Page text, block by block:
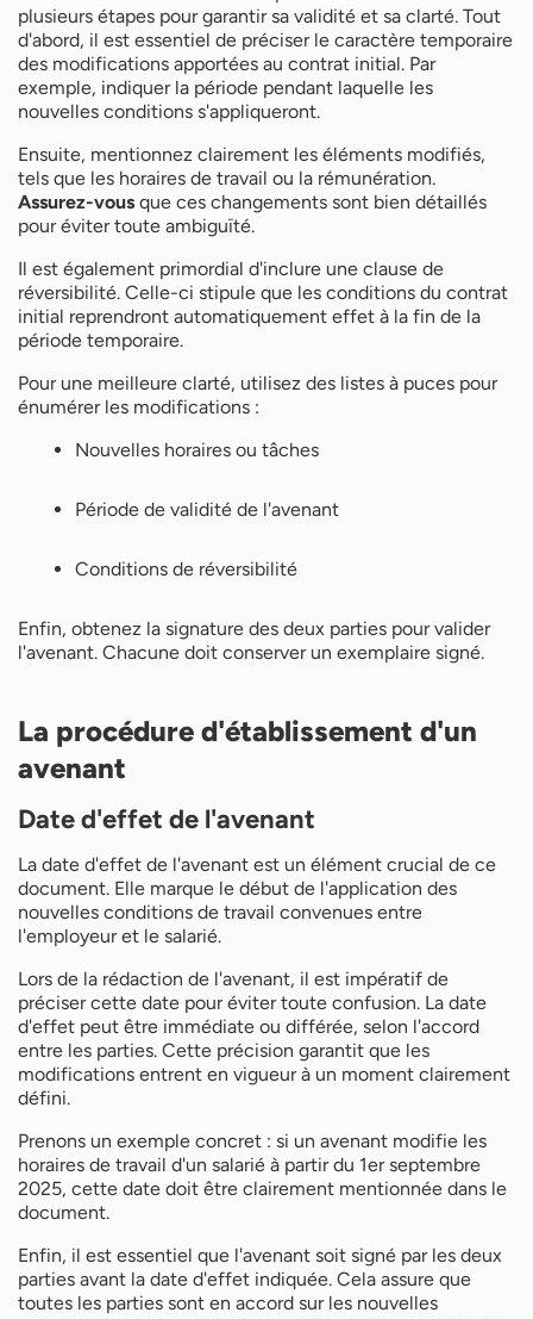
plusieurs étapes pour garantir sa validité et sa clarté. Tout
d'abord, il est essentiel de préciser le caractère temporaire
des modifications apportées au contrat initial. Par
exemple, indiquer la période pendant laquelle les
nouvelles conditions s'appliqueront.
Ensuite, mentionnez clairement les éléments modifiés,
tels que les horaires de travail ou la rémunération.
Assurez-vous que ces changements sont bien détaillés
pour éviter toute ambiguïté.
Il est également primordial d'inclure une clause de
réversibilité. Celle-ci stipule que les conditions du contrat
initial reprendront automatiquement effet à la fin de la
période temporaire.
Pour une meilleure clarté, utilisez des listes à puces pour
énumérer les modifications :
Nouvelles horaires ou tâches
Période de validité de l'avenant
Conditions de réversibilité
Enfin, obtenez la signature des deux parties pour valider
l'avenant. Chacune doit conserver un exemplaire signé.
La procédure d'établissement d'un
avenant
Date d'effet de l'avenant
La date d'effet de l'avenant est un élément crucial de ce
document. Elle marque le début de l'application des
nouvelles conditions de travail convenues entre
l'employeur et le salarié.
Lors de la rédaction de l'avenant, il est impératif de
préciser cette date pour éviter toute confusion. La date
d'effet peut être immédiate ou différée, selon l'accord
entre les parties. Cette précision garantit que les
modifications entrent en vigueur à un moment clairement
défini.
Prenons un exemple concret : si un avenant modifie les
horaires de travail d'un salarié à partir du 1er septembre
2025, cette date doit être clairement mentionnée dans le
document.
Enfin, il est essentiel que l'avenant soit signé par les deux
parties avant la date d'effet indiquée. Cela assure que
toutes les parties sont en accord sur les nouvelles